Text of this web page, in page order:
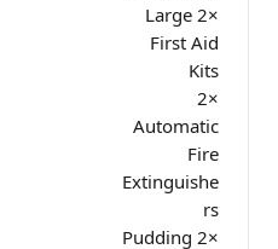
×2 Large
First Aid
Kits
×2
Automatic
Fire
Extinguishe
rs
×2 Pudding